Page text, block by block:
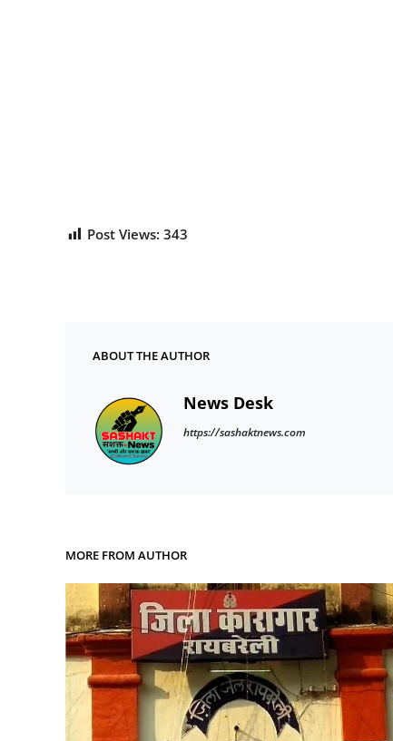
Post Views: 343
ABOUT THE AUTHOR
News Desk
https://sashaktnews.com
MORE FROM AUTHOR